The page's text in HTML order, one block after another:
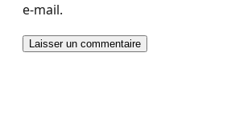
e-mail.